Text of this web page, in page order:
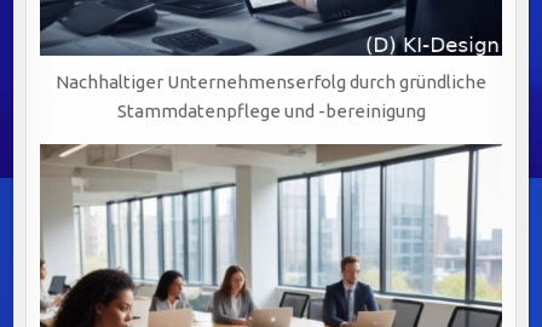
Nachhaltiger Unternehmenserfolg durch gründliche
Stammdatenpflege und -bereinigung